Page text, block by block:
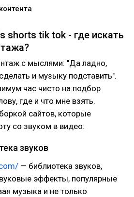
shorts tik tok - где искать
с мыслями: "Да ладно,
и музыку подставить".
час чисто на подбор
где и что мне взять.
сайтов, которые
со звуком в видео:
звуков
— библиотека звуков,
эффекты, популярные
музыка и не только